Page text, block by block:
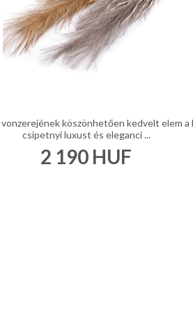
köszönhetően kedvelt elem a
csipetnyi luxust és eleganci ...
2 190 HUF